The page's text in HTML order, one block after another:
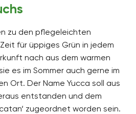
zu den pflegeleichten
für üppiges Grün in jedem
nach aus dem warmen
es im Sommer auch gerne im
Ort. Der Name Yucca soll aus
entstanden und dem
zugeordnet worden sein.